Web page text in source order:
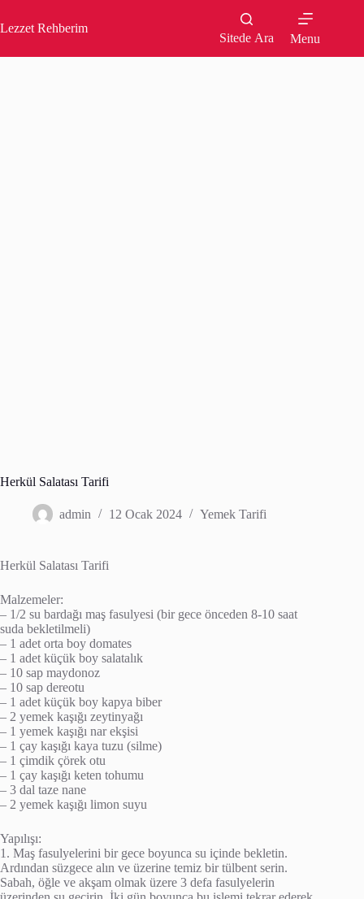
to
content
Lezzet Rehberim
Sitede Ara Menu
Herkül Salatası Tarifi
admin 12 Ocak 2024 Yemek Tarifi
Herkül Salatası Tarifi
Malzemeler:
– 1/2 su bardağı maş fasulyesi (bir gece önceden 8-10 saat
suda bekletilmeli)
– 1 adet orta boy domates
– 1 adet küçük boy salatalık
– 10 sap maydonoz
– 10 sap dereotu
– 1 adet küçük boy kapya biber
– 2 yemek kaşığı zeytinyağı
– 1 yemek kaşığı nar ekşisi
– 1 çay kaşığı kaya tuzu (silme)
– 1 çimdik çörek otu
– 1 çay kaşığı keten tohumu
– 3 dal taze nane
– 2 yemek kaşığı limon suyu
Yapılışı:
1. Maş fasulyelerini bir gece boyunca su içinde bekletin.
Ardından süzgece alın ve üzerine temiz bir tülbent serin.
Sabah, öğle ve akşam olmak üzere 3 defa fasulyelerin